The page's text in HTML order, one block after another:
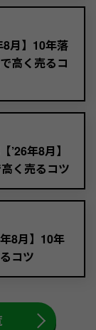
8月】10年落
高く売るコ
’26年8月】
く売るコツ
8月】10年
コツ